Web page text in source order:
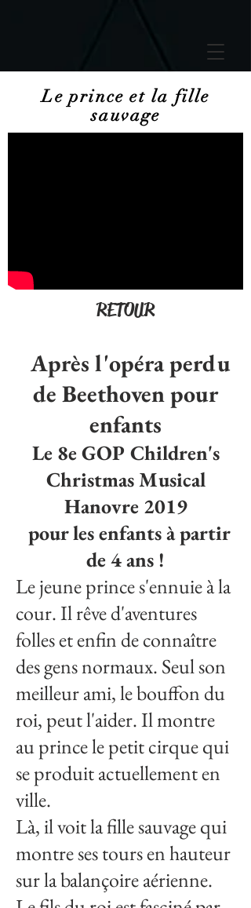
Le prince et la fille
sauvage
RETOUR
Après l'opéra perdu
de Beethoven pour
enfants
Le 8e GOP Children's
Christmas Musical
Hanovre 2019
pour les enfants à partir
de 4 ans !
Le jeune prince s'ennuie à la
cour. Il rêve d'aventures
folles et enfin de connaître
des gens normaux. Seul son
meilleur ami, le bouffon du
roi, peut l'aider. Il montre
au prince le petit cirque qui
se produit actuellement en
ville.
Là, il voit la fille sauvage qui
montre ses tours en hauteur
sur la balançoire aérienne.